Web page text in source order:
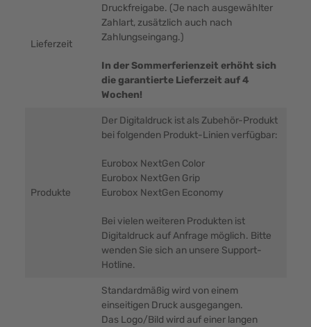
Lieferzeit
Druckfreigabe. (Je nach ausgewählter
Zahlart, zusätzlich auch nach
Zahlungseingang.)
In der Sommerferienzeit erhöht sich
die garantierte Lieferzeit auf 4
Wochen!
Produkte
Der Digitaldruck ist als Zubehör-Produkt
bei folgenden Produkt-Linien verfügbar:
Eurobox NextGen Color
Eurobox NextGen Grip
Eurobox NextGen Economy
Bei vielen weiteren Produkten ist
Digitaldruck auf Anfrage möglich. Bitte
wenden Sie sich an unsere Support-
Hotline.
Standardmäßig wird von einem
einseitigen Druck ausgegangen.
Das Logo/Bild wird auf einer langen